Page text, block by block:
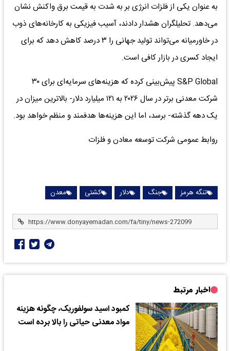
به عنوان یکی از فلزات انرژی بر به شدت به قیمت برق واکنش نشان
می‌دهد. تحلیلگران هشدار دادند، آسیب فیزیکی به کارخانه‌های ذوب
در خاورمیانه می‌تواند تولید جهانی را ۳ درصد کاهش دهد که برای
ایجاد کسری در بازار کافی است.
S&P Global پیش‌بینی کرده که هزینه‌های سرمایه‌ای برای ۳۰
شرکت معدنی برتر در سال ۲۰۲۶ به ۱۲۱ میلیارد دلار- بالاترین میزان در
یک دهه گذشته- برسد، اما این هزینه‌ها هدفمند و منظم خواهد بود.
روابط عمومی شرکت توسعه معادن و فلزات
تنگه هرمز جنگ دلار کشتی معدن
اخبار مرتبط
کمبود اسید سولفوریک، چگونه هزینه
مواد معدنی حیاتی را بالا برده است